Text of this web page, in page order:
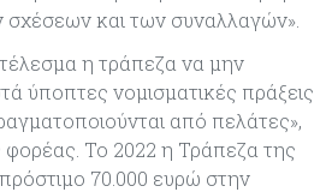
σχέσεων και των συναλλαγών».
η τράπεζα να μην
ύποπτες νομισματικές πράξεις
από πελάτες»,
Το 2022 η Τράπεζα της
70.000 ευρώ στην